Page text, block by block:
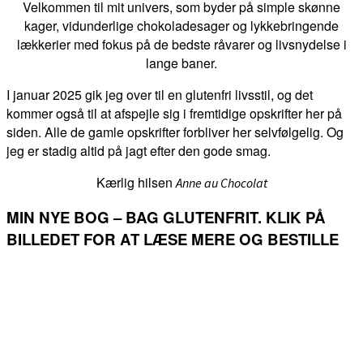
Velkommen til mit univers, som byder på simple skønne
kager, vidunderlige chokoladesager og lykkebringende
lækkerier med fokus på de bedste råvarer og livsnydelse i
lange baner.
I januar 2025 gik jeg over til en glutenfri livsstil, og det
kommer også til at afspejle sig i fremtidige opskrifter her på
siden. Alle de gamle opskrifter forbliver her selvfølgelig. Og
jeg er stadig altid på jagt efter den gode smag.
Kærlig hilsenAnne au Chocolat
MIN NYE BOG – BAG GLUTENFRIT. KLIK PÅ
BILLEDET FOR AT LÆSE MERE OG BESTILLE